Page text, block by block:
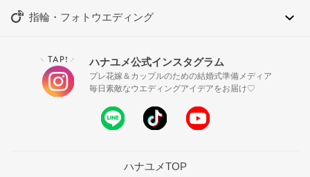
指輪・フォトウエディング
＼ TAP! ／ ハナユメ公式インスタグラム
プレ花嫁＆カップルのための結婚式準備メディア
毎日素敵なウエディングアイデアをお届け♡
ハナユメTOP